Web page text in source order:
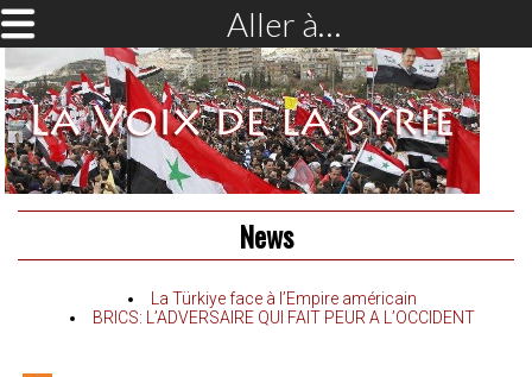
Aller à…
News
La Türkiye face à l’Empire américain
BRICS: L’ADVERSAIRE QUI FAIT PEUR A L’OCCIDENT